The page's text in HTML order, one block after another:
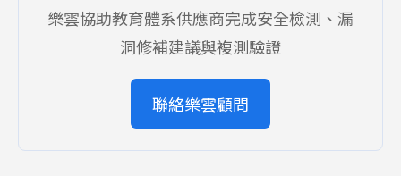
樂雲協助教育體系供應商完成安全檢測、漏
洞修補建議與複測驗證
聯絡樂雲顧問